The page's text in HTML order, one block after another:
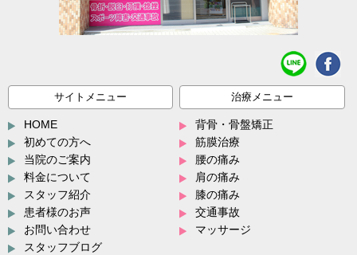
サイトメニュー
HOME
初めての方へ
当院のご案内
料金について
スタッフ紹介
患者様のお声
お問い合わせ
スタッフブログ
治療メニュー
背骨・骨盤矯正
筋膜治療
腰の痛み
肩の痛み
膝の痛み
交通事故
マッサージ